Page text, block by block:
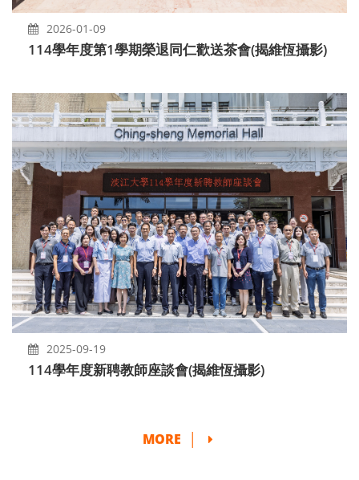
2026-01-09
114學年度第1學期榮退同仁歡送茶會(揭維恆攝影)
2025-09-19
114學年度新聘教師座談會(揭維恆攝影)
MORE